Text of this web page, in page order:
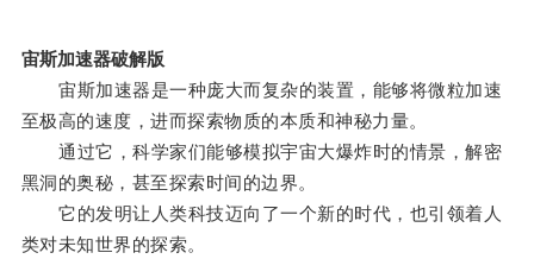
宙斯加速器破解版
宙斯加速器是一种庞大而复杂的装置，能够将微粒加速
至极高的速度，进而探索物质的本质和神秘力量。
通过它，科学家们能够模拟宇宙大爆炸时的情景，解密
黑洞的奥秘，甚至探索时间的边界。
它的发明让人类科技迈向了一个新的时代，也引领着人
类对未知世界的探索。